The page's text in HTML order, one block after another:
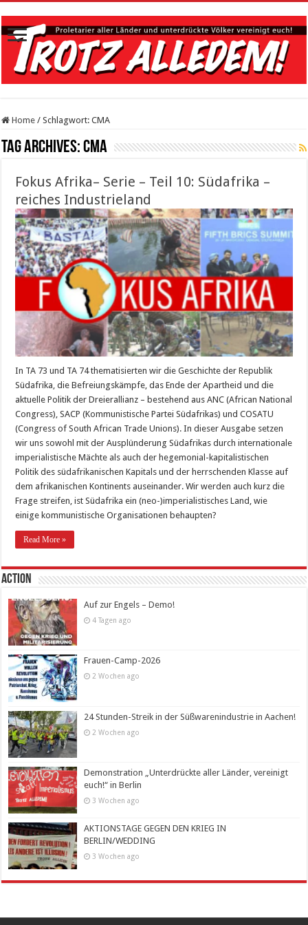
Home / Schlagwort:CMA
Tag Archives:CMA
Fokus Afrika– Serie – Teil 10: Südafrika –
reiches Industrieland
In TA 73 und TA 74 thematisierten wir die Geschichte der Republik
Südafrika, die Befreiungskämpfe, das Ende der Apartheid und die
aktuelle Politik der Dreierallianz – bestehend aus ANC (African National
Congress), SACP (Kommunistische Partei Südafrikas) und COSATU
(Congress of South African Trade Unions). In dieser Ausgabe setzen
wir uns sowohl mit der Ausplünderung Südafrikas durch internationale
imperialistische Mächte als auch der hegemonial-kapitalistischen
Politik des südafrikanischen Kapitals und der herrschenden Klasse auf
dem afrikanischen Kontinents auseinander. Wir werden auch kurz die
Frage streifen, ist Südafrika ein (neo-)imperialistisches Land, wie
einige kommunistische Organisationen behaupten?
Read More »
Action
Auf zur Engels – Demo!
4 Tagen ago
Frauen-Camp-2026
2 Wochen ago
24 Stunden-Streik in der Süßwarenindustrie in Aachen!
2 Wochen ago
Demonstration „Unterdrückte aller Länder, vereinigt
euch!“ in Berlin
3 Wochen ago
AKTIONSTAGE GEGEN DEN KRIEG IN
BERLIN/WEDDING
3 Wochen ago